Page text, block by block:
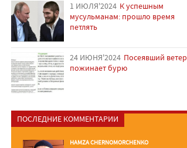
1 ИЮЛЯ'2024 К успешным
мусульманам: прошло время
петлять
24 ИЮНЯ'2024 Посеявший ветер
пожинает бурю
ПОСЛЕДНИЕ КОММЕНТАРИИ
HAMZA CHERNOMORCHENKO